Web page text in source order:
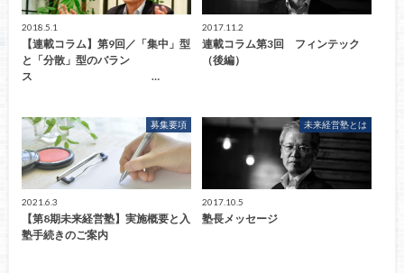
2018.5.1
【連載コラム】第9回／「集中」型
と「分散」型のバラン
ス …
2017.11.2
連載コラム第3回 フィンテック
（後編）
募集要項
2021.6.3
【第8期未来経営塾】実施概要と入
塾手続きのご案内
未来経営塾とは
2017.10.5
塾長メッセージ